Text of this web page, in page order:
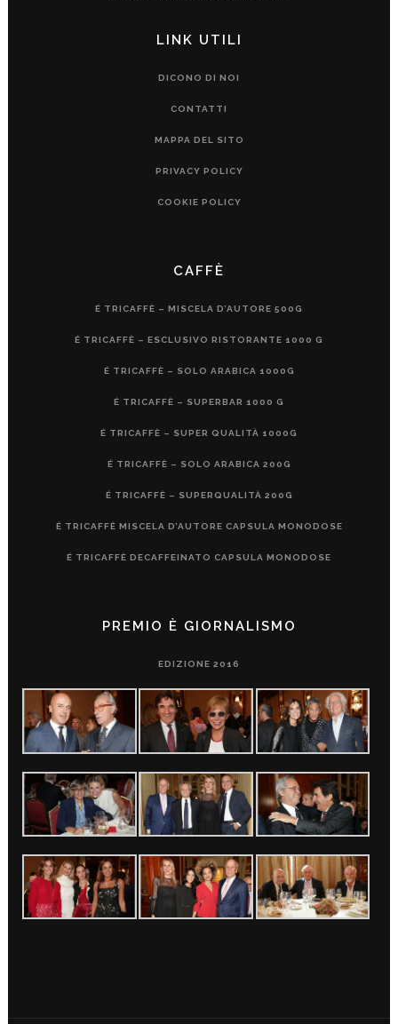
LINK UTILI
DICONO DI NOI
CONTATTI
MAPPA DEL SITO
PRIVACY POLICY
COOKIE POLICY
CAFFÈ
É TRICAFFÈ – MISCELA D’AUTORE 500G
É TRICAFFÈ – ESCLUSIVO RISTORANTE 1000 G
É TRICAFFÈ – SOLO ARABICA 1000G
É TRICAFFÈ – SUPERBAR 1000 G
É TRICAFFÈ – SUPER QUALITÀ 1000G
É TRICAFFÈ – SOLO ARABICA 200G
É TRICAFFÈ – SUPERQUALITÀ 200G
É TRICAFFÈ MISCELA D’AUTORE CAPSULA MONODOSE
É TRICAFFÈ DECAFFEINATO CAPSULA MONODOSE
PREMIO È GIORNALISMO
EDIZIONE 2016